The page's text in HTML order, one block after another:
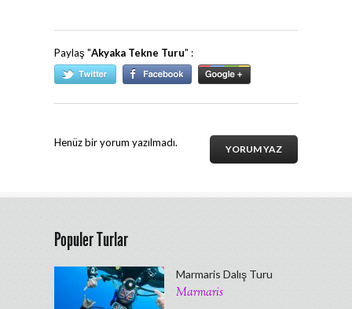
Paylaş "Akyaka Tekne Turu" :
YORUM YAZ
Henüz bir yorum yazılmadı.
Populer Turlar
Marmaris Dalış Turu
Marmaris